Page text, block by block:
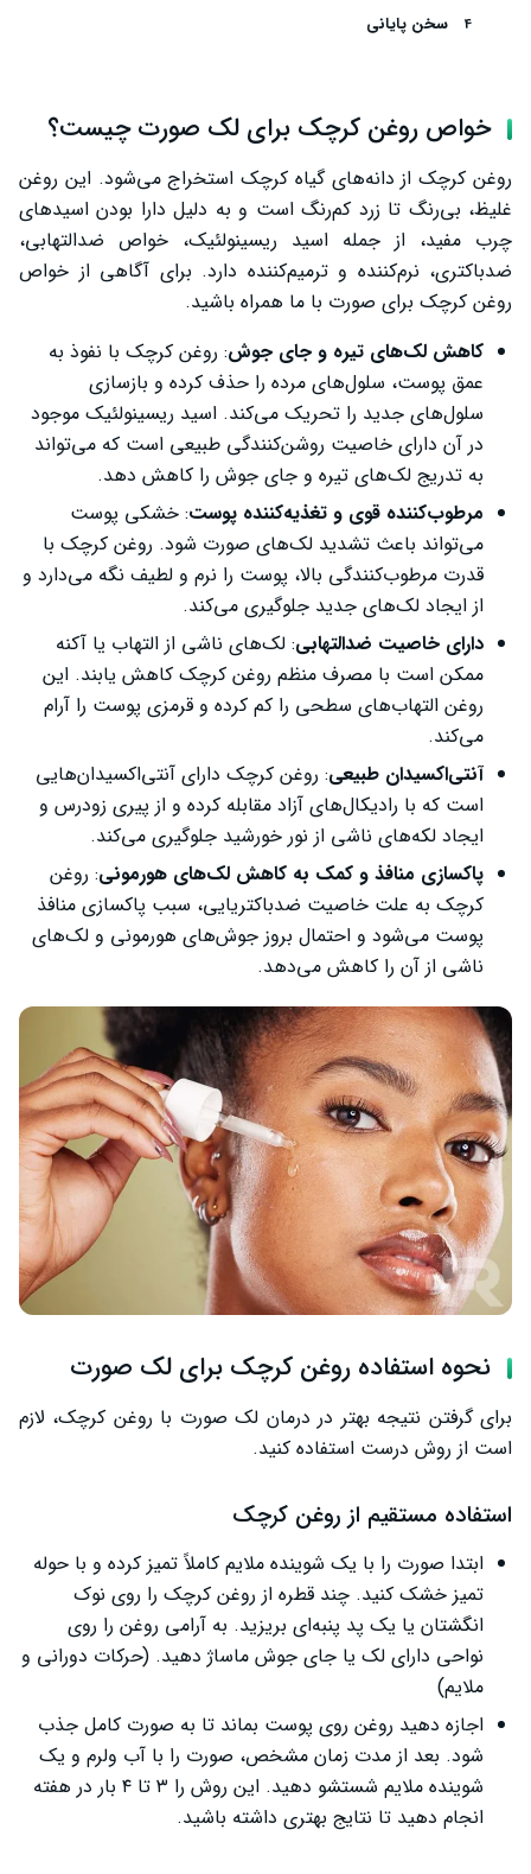
سخن پایانی
خواص روغن کرچک برای لک صورت چیست؟
روغن کرچک از دانه‌های گیاه کرچک استخراج می‌شود. این روغن
غلیظ، بی‌رنگ تا زرد کم‌رنگ است و به دلیل دارا بودن اسیدهای
چرب مفید، از جمله اسید ریسینولئیک، خواص ضدالتهابی،
ضدباکتری، نرم‌کننده و ترمیم‌کننده دارد. برای آگاهی از خواص
روغن کرچک برای صورت با ما همراه باشید.
کاهش لک‌های تیره و جای جوش: روغن کرچک با نفوذ به
عمق پوست، سلول‌های مرده را حذف کرده و بازسازی
سلول‌های جدید را تحریک می‌کند. اسید ریسینولئیک موجود
در آن دارای خاصیت روشن‌کنندگی طبیعی است که می‌تواند
به تدریج لک‌های تیره و جای جوش را کاهش دهد.
مرطوب‌کننده قوی و تغذیه‌کننده پوست: خشکی پوست
می‌تواند باعث تشدید لک‌های صورت شود. روغن کرچک با
قدرت مرطوب‌کنندگی بالا، پوست را نرم و لطیف نگه می‌دارد و
از ایجاد لک‌های جدید جلوگیری می‌کند.
دارای خاصیت ضدالتهابی: لک‌های ناشی از التهاب یا آکنه
ممکن است با مصرف منظم روغن کرچک کاهش یابند. این
روغن التهاب‌های سطحی را کم کرده و قرمزی پوست را آرام
می‌کند.
آنتی‌اکسیدان طبیعی: روغن کرچک دارای آنتی‌اکسیدان‌هایی
است که با رادیکال‌های آزاد مقابله کرده و از پیری زودرس و
ایجاد لکه‌های ناشی از نور خورشید جلوگیری می‌کند.
پاکسازی منافذ و کمک به کاهش لک‌های هورمونی: روغن
کرچک به علت خاصیت ضدباکتریایی، سبب پاکسازی منافذ
پوست می‌شود و احتمال بروز جوش‌های هورمونی و لک‌های
ناشی از آن را کاهش می‌دهد.
نحوه استفاده روغن کرچک برای لک صورت
برای گرفتن نتیجه بهتر در درمان لک صورت با روغن کرچک، لازم
است از روش درست استفاده کنید.
استفاده مستقیم از روغن کرچک
ابتدا صورت را با یک شوینده ملایم کاملاً تمیز کرده و با حوله
تمیز خشک کنید. چند قطره از روغن کرچک را روی نوک
انگشتان یا یک پد پنبه‌ای بریزید. به آرامی روغن را روی
نواحی دارای لک یا جای جوش ماساژ دهید. (حرکات دورانی و
ملایم)
اجازه دهید روغن روی پوست بماند تا به صورت کامل جذب
شود. بعد از مدت زمان مشخص، صورت را با آب ولرم و یک
شوینده ملایم شستشو دهید. این روش را ۳ تا ۴ بار در هفته
انجام دهید تا نتایج بهتری داشته باشید.